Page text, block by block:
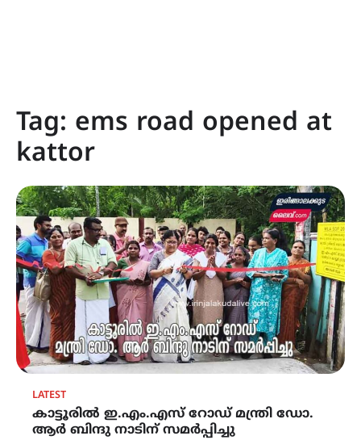
Tag: ems road opened at
kattor
LATEST
കാട്ടൂരിൽ ഇ.എം.എസ് റോഡ് മന്ത്രി ഡോ.
ആർ ബിന്ദു നാടിന് സമർപ്പിച്ചു